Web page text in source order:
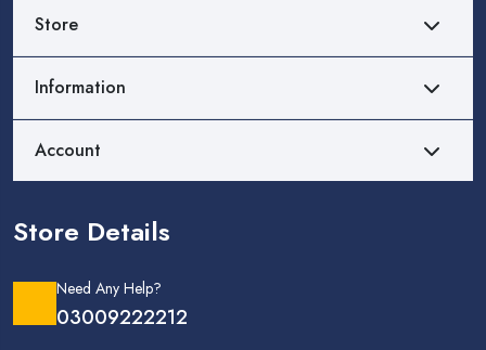
Store
Information
Account
Store Details
Need Any Help?
03009222212